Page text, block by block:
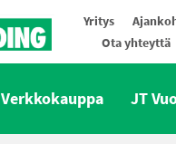
Yritys
Ota yhteyttä
Verkkokauppa JT